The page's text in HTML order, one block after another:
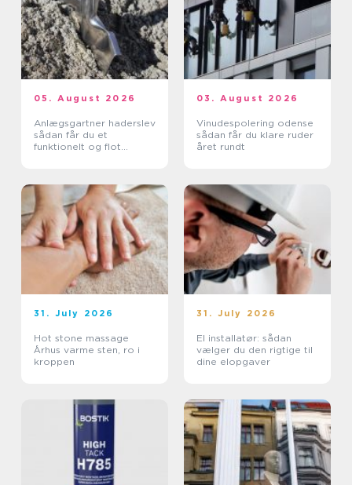
05. August 2026
Anlægsgartner haderslev
sådan får du et
funktionelt og flot
03. August 2026
Vinudespolering odense
sådan får du klare ruder
året rundt
31. July 2026
Hot stone massage
Århus varme sten, ro i
kroppen
31. July 2026
El installatør: sådan
vælger du den rigtige til
dine elopgaver